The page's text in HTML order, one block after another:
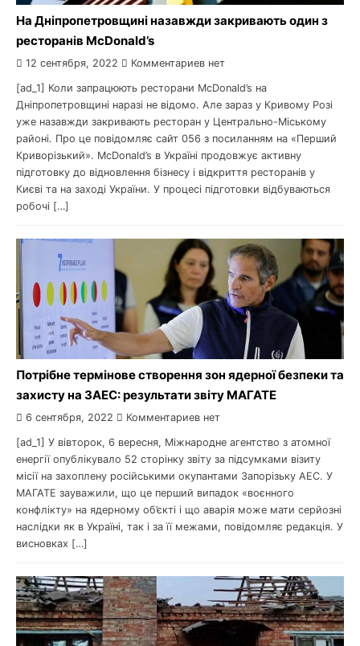
На Дніпропетровщині назавжди закривають один з
ресторанів McDonald’s
12 сентября, 2022 Комментариев нет
[ad_1] Коли запрацюють ресторани McDonald’s на
Дніпропетровщині наразі не відомо. Але зараз у Кривому Розі
уже назавжди закривають ресторан у Центрально-Міському
районі. Про це повідомляє сайт 056 з посиланням на «Перший
Криворізький». McDonald’s в Україні продовжує активну
підготовку до відновлення бізнесу і відкриття ресторанів у
Києві та на заході України. У процесі підготовки відбуваються
робочі […]
Потрібне термінове створення зон ядерної безпеки та
захисту на ЗАЕС: результати звіту МАГАТЕ
6 сентября, 2022 Комментариев нет
[ad_1] У вівторок, 6 вересня, Міжнародне агентство з атомної
енергії опублікувало 52 сторінку звіту за підсумками візиту
місії на захоплену російськими окупантами Запорізьку АЕС. У
МАГАТЕ зауважили, що це перший випадок «воєнного
конфлікту» на ядерному об’єкті і що аварія може мати серйозні
наслідки як в Україні, так і за її межами, повідомляє редакція. У
висновках […]